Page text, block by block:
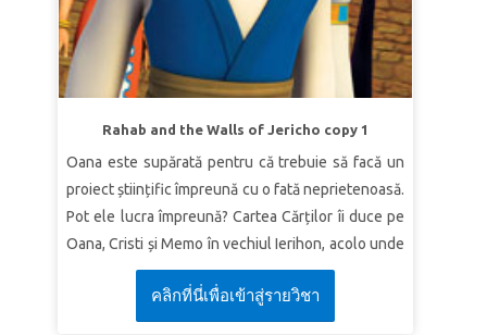
LECȚIA 2: CREAT PENTRU UN SCOP
Adevăr biblic:
Dumnezeu m-a creat pentru un
scop.
Verset:
„Şi cine ştie dacă nu pentru o vreme ca
LECȚIA 3: ÎNDEPLINEȘTE SCOPUL LUI
DUMNEZEU
Adevăr biblic:Dumnezeu mă va ajuta să
îndeplinesc scopul Lui.
„Eu strig către Dumnezeu, către Cel
Rahab and the Walls of Jericho copy 1
Oana este supărată pentru că trebuie să facă un
proiect științific împreună cu o fată neprietenoasă.
Pot ele lucra împreună? Cartea Cărților îi duce pe
Oana, Cristi și Memo în vechiul Ierihon, acolo unde
iscoadele lui Iosua se strecoară în oraș și se
întâlnesc cu o femeie pe nume Rahav. Îi va trăda ea
pe israeliți - sau își va risca viața pentru a-i ajuta?
คลิกที่นี่เพื่อเข้าสู่รายวิชา